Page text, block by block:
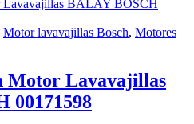
Motor lavavajillas Bosch, Motores
Motor Lavavajillas
00171598